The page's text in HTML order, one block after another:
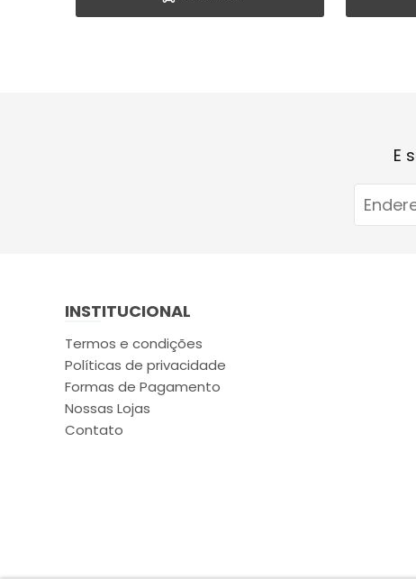
E
INSTITUCIONAL
Termos e condições
Políticas de privacidade
Formas de Pagamento
Nossas Lojas
Contato